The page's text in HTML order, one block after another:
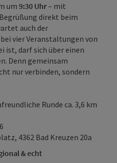
um 9:30 Uhr– mit
direkt beim
auch der
vier Veranstaltungen von
ist, darf sich über einen
Denn gemeinsam
nur verbinden, sondern
Runde ca. 3,6 km
4362 Bad Kreuzen 20a
& echt